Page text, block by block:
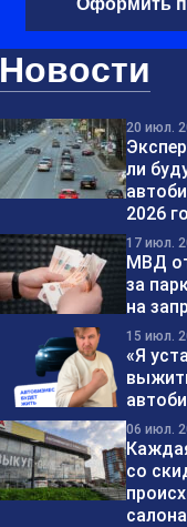
Оформить
Новости
20 июл.
ли
2026
17 июл.
МВД
за
на
15 июл.
«Я
06 июл.
со